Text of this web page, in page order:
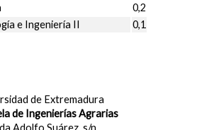
0,2
e Ingeniería II
0,1
de Extremadura
de Ingenierías Agrarias